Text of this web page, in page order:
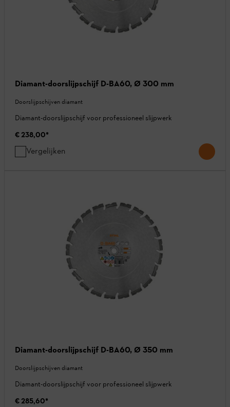
Diamant-doorslijpschijf D-BA60, Ø 300 mm
Doorslijpschijven diamant
Diamant-doorslijpschijf voor professioneel slijpwerk
€ 238,00*
Vergelijken
Diamant-doorslijpschijf D-BA60, Ø 350 mm
Doorslijpschijven diamant
Diamant-doorslijpschijf voor professioneel slijpwerk
€ 285,60*